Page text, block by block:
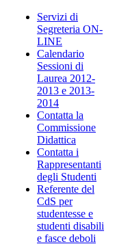
Servizi di
Segreteria ON-
LINE
Calendario
Sessioni di
Laurea 2012-
2013 e 2013-
2014
Contatta la
Commissione
Didattica
Contatta i
Rappresentanti
degli Studenti
Referente del
CdS per
studentesse e
studenti disabili
e fasce deboli